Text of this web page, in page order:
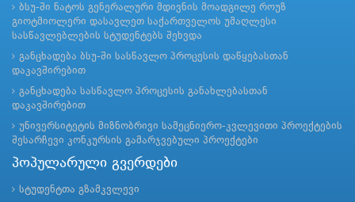
ბსუ-ში ნატოს გენერალური მდივნის მოადგილე როუზ
გიოტმიოლერი დასავლეთ საქართველოს უმაღლესი
სასწავლებლების სტუდენტებს შეხვდა
განცხადება ბსუ-ში სასწავლო პროცესის დაწყებასთან
დაკავშირებით
განცხადება სასწავლო პროცესის განახლებასთან
დაკავშირებით
უნივერსიტეტის მიზნობრივი სამეცნიერო-კვლევითი პროექტების
შესარჩევი კონკურსის გამარჯვებული პროექტები
პოპულარული გვერდები
სტუდენტთა გზამკვლევი